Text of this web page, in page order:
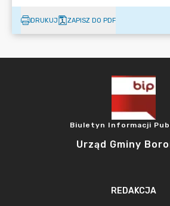
DRUKUJ ZAPISZ DO PDF
Biuletyn Informacji
Urząd Gminy
REDAKCJA